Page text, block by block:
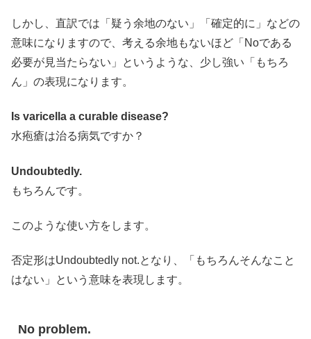
しかし、直訳では「疑う余地のない」「確定的に」などの
意味になりますので、考える余地もないほど「Noである
必要が見当たらない」というような、少し強い「もちろ
ん」の表現になります。
Is varicella a curable disease?
水疱瘡は治る病気ですか？
Undoubtedly.
もちろんです。
このような使い方をします。
否定形はUndoubtedly not.となり、「もちろんそんなこと
はない」という意味を表現します。
No problem.